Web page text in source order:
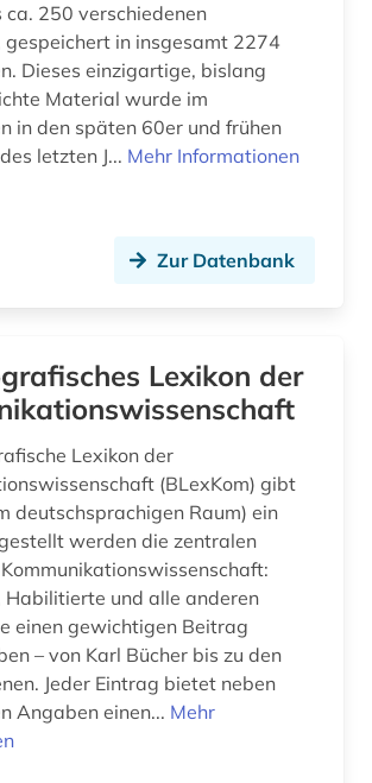
wirtschaftsinformatik (1)
(1)
wörterbuch (20)
österreich (1)
ca. 250 verschiedenen
gespeichert in insgesamt 2274
Dieses einzigartige, bislang
Material wurde im
in den späten 60er und frühen
letzten J... Mehr Informationen
Zur Datenbank
Lexikon der
Lexikon der
(BLexKom) gibt
deutschsprachigen Raum) ein
werden die zentralen
Habilitierte und alle anderen
einen gewichtigen Beitrag
– von Karl Bücher bis zu den
Jeder Eintrag bietet neben
Angaben einen... Mehr